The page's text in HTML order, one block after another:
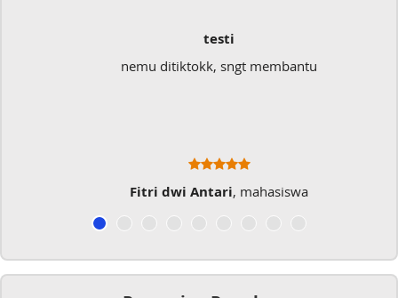
testi
nemu ditiktokk, sngt membantu
Fitri dwi Antari, mahasiswa